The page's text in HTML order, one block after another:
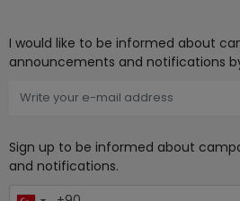
I would like to be informed about
announcements and notifications
Sign up to be informed about
and notifications.